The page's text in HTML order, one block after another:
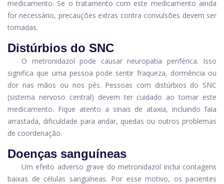
medicamento. Se o tratamento com este medicamento ainda
for necessário, precauções extras contra convulsões devem ser
tomadas.
Distúrbios do SNC
O metronidazol pode causar neuropatia periférica. Isso
significa que uma pessoa pode sentir fraqueza, dormência ou
dor nas mãos ou nos pés. Pessoas com distúrbios do SNC
(sistema nervoso central) devem ter cuidado ao tomar este
medicamento. Fique atento a sinais de ataxia, incluindo fala
arrastada, dificuldade para andar, quedas ou outros problemas
de coordenação.
Doenças sanguíneas
Um efeito adverso grave do metronidazol inclui contagens
baixas de células sanguíneas. Por esse motivo, os pacientes